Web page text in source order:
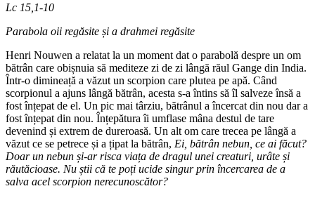
Lc 15,1-10
Parabola oii regăsite și a drahmei regăsite
Henri Nouwen a relatat la un moment dat o parabolă despre un om
bătrân care obișnuia să mediteze zi de zi lângă răul Gange din India.
Într-o dimineață a văzut un scorpion care plutea pe apă. Când
scorpionul a ajuns lângă bătrân, acesta s-a întins să îl salveze însă a
fost înțepat de el. Un pic mai târziu, bătrânul a încercat din nou dar a
fost înțepat din nou. Înțepătura îi umflase mâna destul de tare
devenind și extrem de dureroasă. Un alt om care trecea pe lângă a
văzut ce se petrece și a țipat la bătrân, Ei, bătrân nebun, ce ai făcut?
Doar un nebun și-ar risca viața de dragul unei creaturi, urâte și
răutăcioase. Nu știi că te poți ucide singur prin încercarea de a
salva acel scorpion nerecunoscător?